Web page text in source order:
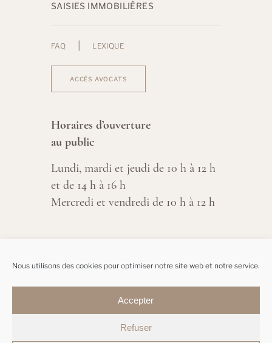
Nous utilisons des cookies pour optimiser notre site web et notre service.
Accepter
Refuser
SAISIES IMMOBILIÈRES
FAQ LEXIQUE
ACCÈS AVOCATS
Horaires d’ouverture
au public
Lundi, mardi et jeudi de 10 h à 12 h
et de 14 h à 16 h
Mercredi et vendredi de 10 h à 12 h